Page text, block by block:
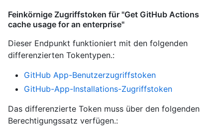
Feinkörnige Zugriffstoken für "Get GitHub Actions
cache usage for an enterprise"
Dieser Endpunkt funktioniert mit den folgenden
differenzierten Tokentypen.:
GitHub App-Benutzerzugriffstoken
GitHub-App-Installations-Zugriffstoken
Das differenzierte Token muss über den folgenden
Berechtigungssatz verfügen.: